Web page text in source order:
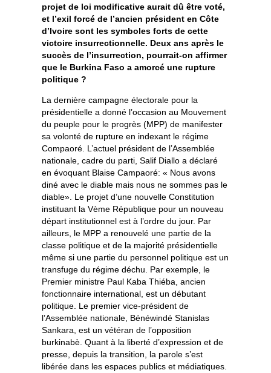
projet de loi modificative aurait dû être voté,
et l’exil forcé de l’ancien président en Côte
d’Ivoire sont les symboles forts de cette
victoire insurrectionnelle. Deux ans après le
succès de l’insurrection, pourrait-on affirmer
que le Burkina Faso a amorcé une rupture
politique ?
La dernière campagne électorale pour la
présidentielle a donné l’occasion au Mouvement
du peuple pour le progrès (MPP) de manifester
sa volonté de rupture en indexant le régime
Compaoré. L’actuel président de l’Assemblée
nationale, cadre du parti, Salif Diallo a déclaré
en évoquant Blaise Campaoré: « Nous avons
diné avec le diable mais nous ne sommes pas le
diable». Le projet d’une nouvelle Constitution
instituant la Vème République pour un nouveau
départ institutionnel est à l’ordre du jour. Par
ailleurs, le MPP a renouvelé une partie de la
classe politique et de la majorité présidentielle
même si une partie du personnel politique est un
transfuge du régime déchu. Par exemple, le
Premier ministre Paul Kaba Thiéba, ancien
fonctionnaire international, est un débutant
politique. Le premier vice-président de
l’Assemblée nationale, Bénéwindé Stanislas
Sankara, est un vétéran de l’opposition
burkinabè. Quant à la liberté d’expression et de
presse, depuis la transition, la parole s’est
libérée dans les espaces publics et médiatiques.